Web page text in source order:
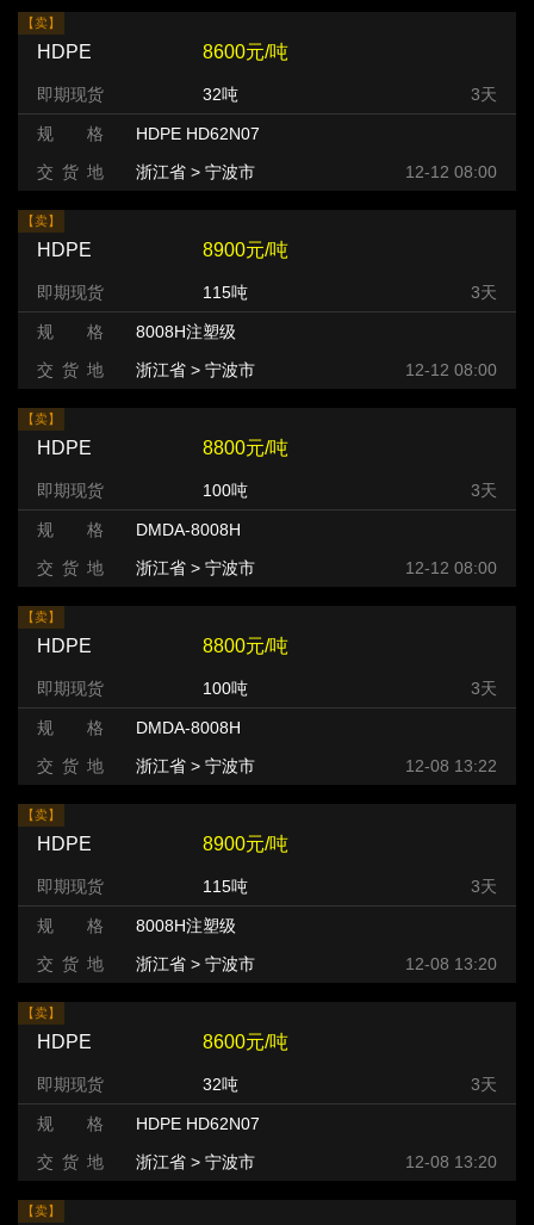
【卖】
HDPE 8600元/吨
即期现货 32吨 3天
规 格
HDPE HD62N07
交 货 地
浙江省 > 宁波市 12-12 08:00
【卖】
HDPE 8900元/吨
即期现货 115吨 3天
规 格
8008H注塑级
交 货 地
浙江省 > 宁波市 12-12 08:00
【卖】
HDPE 8800元/吨
即期现货 100吨 3天
规 格
DMDA-8008H
交 货 地
浙江省 > 宁波市 12-12 08:00
【卖】
HDPE 8800元/吨
即期现货 100吨 3天
规 格
DMDA-8008H
交 货 地
浙江省 > 宁波市 12-08 13:22
【卖】
HDPE 8900元/吨
即期现货 115吨 3天
规 格
8008H注塑级
交 货 地
浙江省 > 宁波市 12-08 13:20
【卖】
HDPE 8600元/吨
即期现货 32吨 3天
规 格
HDPE HD62N07
交 货 地
浙江省 > 宁波市 12-08 13:20
【卖】